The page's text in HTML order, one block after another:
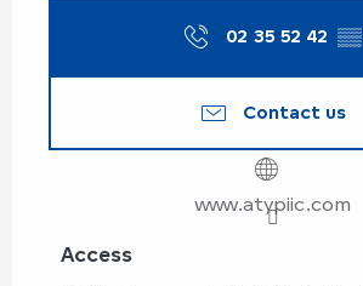
02 35 52 42 ▒▒
Contact us
www.atypiic.com
Access
Access